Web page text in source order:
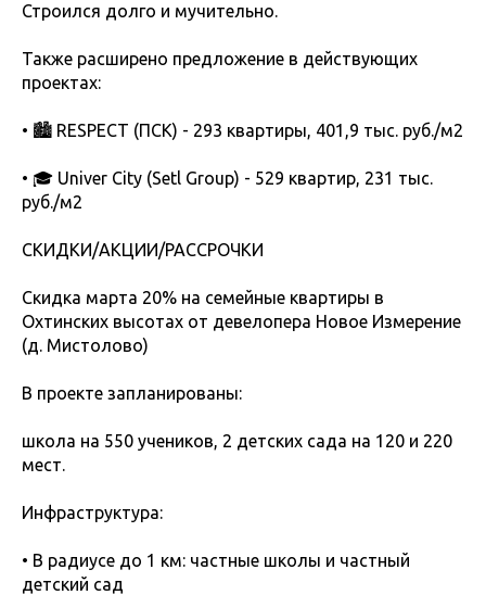
Строился долго и мучительно.
Также расширено предложение в действующих
проектах:
• 🏙 RESPECT (ПСК) - 293 квартиры, 401,9 тыс. руб./м2
• 🎓 Univer City (Setl Group) - 529 квартир, 231 тыс.
руб./м2
СКИДКИ/АКЦИИ/РАССРОЧКИ
Скидка марта 20% на семейные квартиры в
Охтинских высотах от девелопера Новое Измерение
(д. Мистолово)
В проекте запланированы:
школа на 550 учеников, 2 детских сада на 120 и 220
мест.
Инфраструктура:
• В радиусе до 1 км: частные школы и частный
детский сад